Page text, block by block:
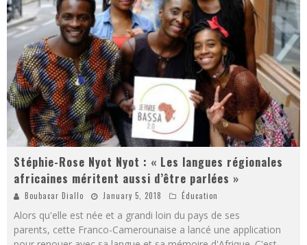
Stéphie-Rose Nyot Nyot : « Les langues régionales
africaines méritent aussi d’être parlées »
Boubacar Diallo January 5, 2018 Éducation
Alors qu'elle est née et a grandi loin du pays de ses
parents, cette Franco-Camerounaise a lancé une application